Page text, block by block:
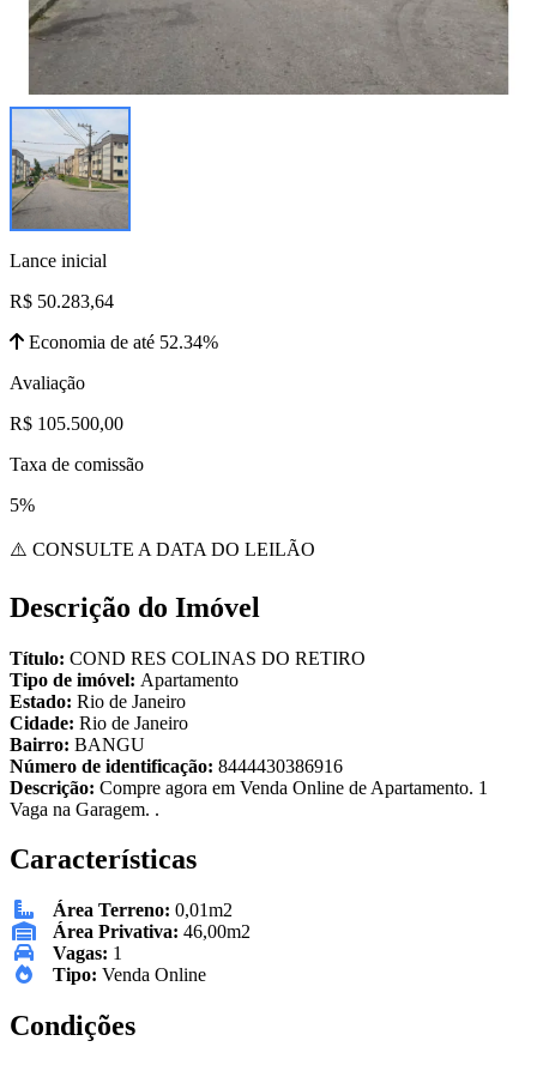
Lance inicial
R$ 50.283,64
Economia de até 52.34%
Avaliação
R$ 105.500,00
Taxa de comissão
5%
⚠️ CONSULTE A DATA DO LEILÃO
Descrição do Imóvel
Título: COND RES COLINAS DO RETIRO
Tipo de imóvel: Apartamento
Estado: Rio de Janeiro
Cidade: Rio de Janeiro
Bairro: BANGU
Número de identificação: 8444430386916
Descrição: Compre agora em Venda Online de Apartamento. 1
Vaga na Garagem. .
Características
Área Terreno: 0,01m2
Área Privativa: 46,00m2
Vagas: 1
Tipo: Venda Online
Condições